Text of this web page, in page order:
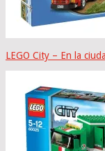
LEGO City – En la